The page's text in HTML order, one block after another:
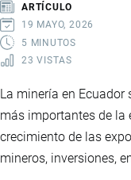
CAÍDA
DE
PRECIOS
ARTÍCULO
19 MAYO, 2026
5 MINUTOS
23 VISTAS
La minería en
más importantes de la
crecimiento de las
mineros, inversiones,